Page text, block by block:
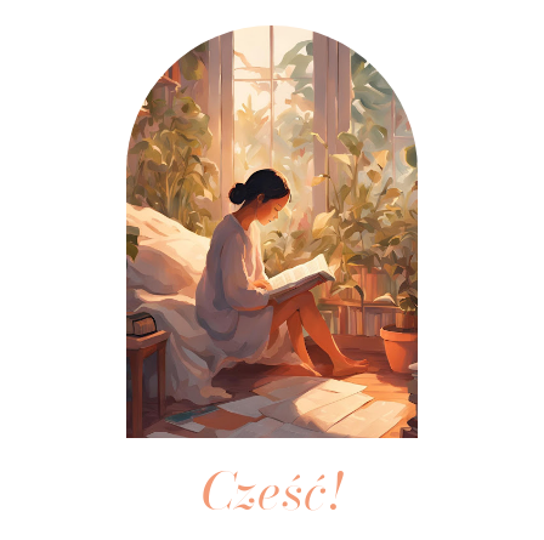
Cześć!